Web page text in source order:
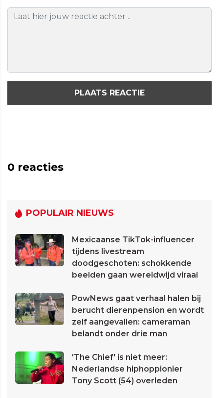
PLAATS REACTIE
0 reacties
POPULAIR NIEUWS
Mexicaanse TikTok-influencer
tijdens livestream
doodgeschoten: schokkende
beelden gaan wereldwijd viraal
PowNews gaat verhaal halen bij
berucht dierenpension en wordt
zelf aangevallen: cameraman
belandt onder drie man
'The Chief' is niet meer:
Nederlandse hiphoppionier
Tony Scott (54) overleden